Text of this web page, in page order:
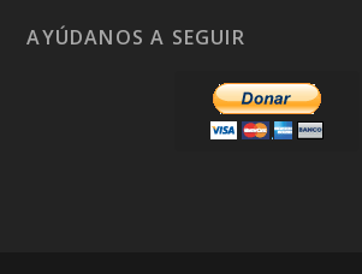
AYÚDANOS A SEGUIR